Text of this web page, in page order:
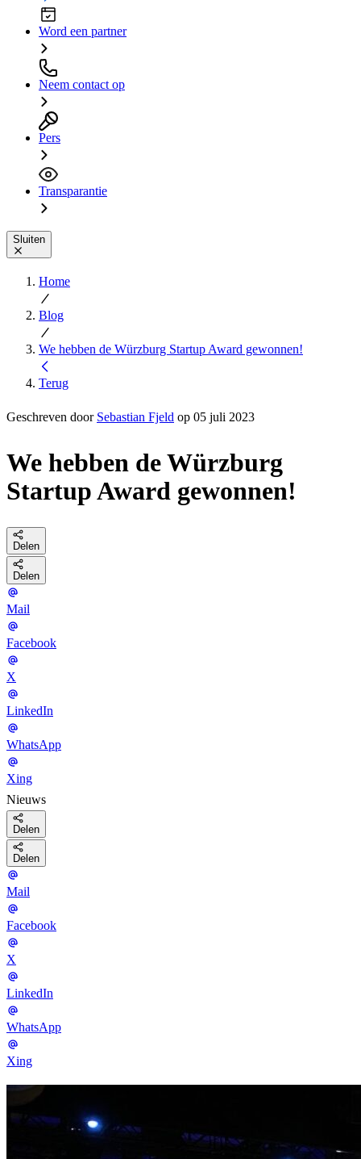
Word een partner
Neem contact op
Pers
Transparantie
Sluiten
Home
Blog
We hebben de Würzburg Startup Award gewonnen!
Terug
Geschreven door Sebastian Fjeld op 05 juli 2023
We hebben de Würzburg
Startup Award gewonnen!
Delen
Delen
Mail
Facebook
X
LinkedIn
WhatsApp
Xing
Nieuws
Delen
Delen
Mail
Facebook
X
LinkedIn
WhatsApp
Xing